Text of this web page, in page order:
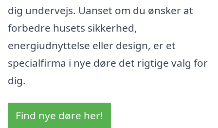
dig undervejs. Uanset om du ønsker at
forbedre husets sikkerhed,
energiudnyttelse eller design, er et
specialfirma i nye døre det rigtige valg for
dig.
Find nye døre her!